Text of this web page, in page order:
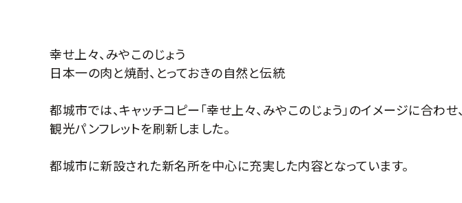
幸せ上々、みやこのじょう
日本一の肉と焼酎、とっておきの自然と伝統
都城市では、キャッチコピー「幸せ上々、みやこのじょう」のイメージに合わせ、
観光パンフレットを刷新しました。
都城市に新設された新名所を中心に充実した内容となっています。